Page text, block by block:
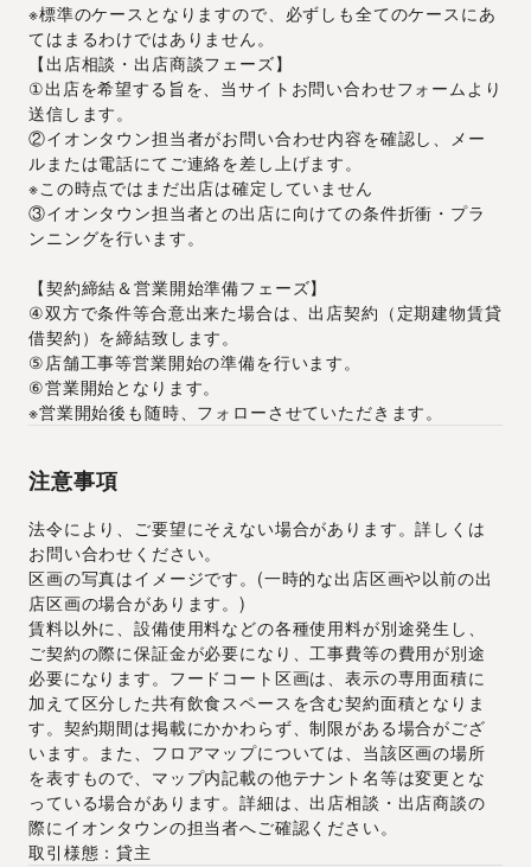
※標準のケースとなりますので、必ずしも全てのケースにあ
てはまるわけではありません。
【出店相談・出店商談フェーズ】
①出店を希望する旨を、当サイトお問い合わせフォームより
送信します。
②イオンタウン担当者がお問い合わせ内容を確認し、メー
ルまたは電話にてご連絡を差し上げます。
※この時点ではまだ出店は確定していません
③イオンタウン担当者との出店に向けての条件折衝・プラ
ンニングを行います。
【契約締結＆営業開始準備フェーズ】
④双方で条件等合意出来た場合は、出店契約（定期建物賃貸
借契約）を締結致します。
⑤店舗工事等営業開始の準備を行います。
⑥営業開始となります。
※営業開始後も随時、フォローさせていただきます。
注意事項
法令により、ご要望にそえない場合があります。詳しくは
お問い合わせください。
区画の写真はイメージです。(一時的な出店区画や以前の出
店区画の場合があります。)
賃料以外に、設備使用料などの各種使用料が別途発生し、
ご契約の際に保証金が必要になり、工事費等の費用が別途
必要になります。フードコート区画は、表示の専用面積に
加えて区分した共有飲食スペースを含む契約面積となりま
す。契約期間は掲載にかかわらず、制限がある場合がござ
います。また、フロアマップについては、当該区画の場所
を表すもので、マップ内記載の他テナント名等は変更とな
っている場合があります。詳細は、出店相談・出店商談の
際にイオンタウンの担当者へご確認ください。
取引様態：貸主